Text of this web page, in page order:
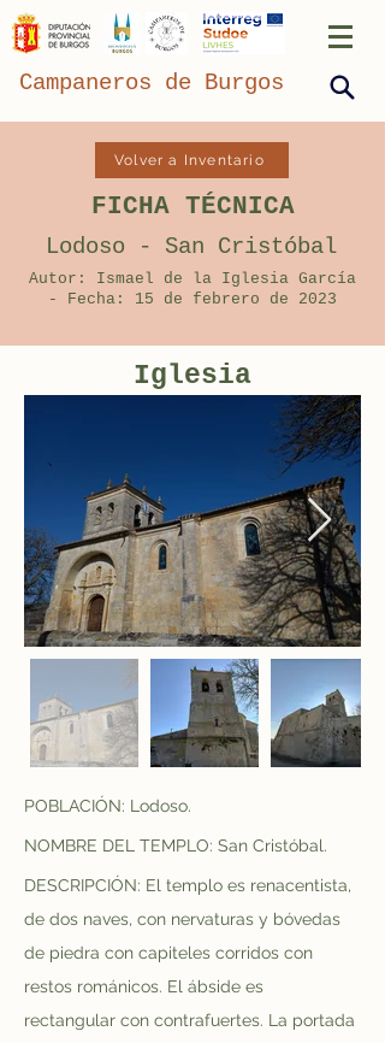
Campaneros de Burgos
Volver a Inventario
FICHA TÉCNICA
Lodoso - San Cristóbal
Autor: Ismael de la Iglesia García
- Fecha: 15 de febrero de 2023
Iglesia
POBLACIÓN: Lodoso.
NOMBRE DEL TEMPLO: San Cristóbal.
DESCRIPCIÓN: El templo es renacentista,
de dos naves, con nervaturas y bóvedas
de piedra con capiteles corridos con
restos románicos. El ábside es
rectangular con contrafuertes. La portada